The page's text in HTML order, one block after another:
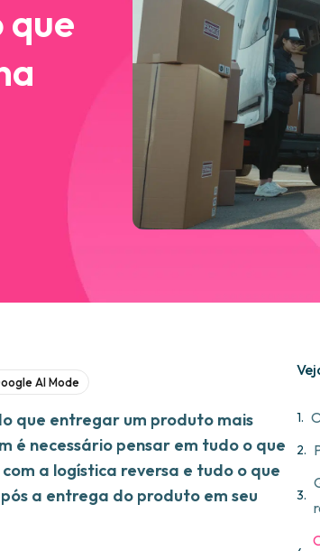
que
AI Mode
que entregar um produto mais
necessário pensar em tudo o que
a logística reversa e tudo o que
a entrega do produto em seu